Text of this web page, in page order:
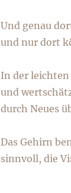
Und genau
und nur dort
In der leichten
und
durch Neues
Das Gehirn
sinnvoll, die